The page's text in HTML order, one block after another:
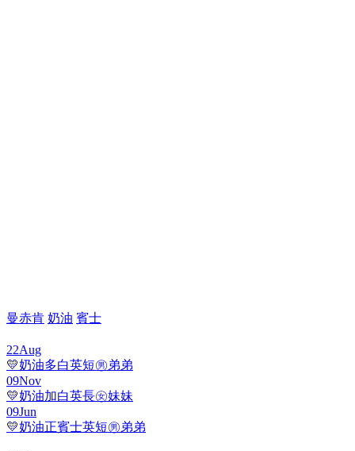
曼赤肯 奶油 賓士
22Aug
💛奶油多白英短㊚弟弟
09Nov
💛奶油加白英長㊛妹妹
09Jun
💛奶油正賓士英短㊚弟弟